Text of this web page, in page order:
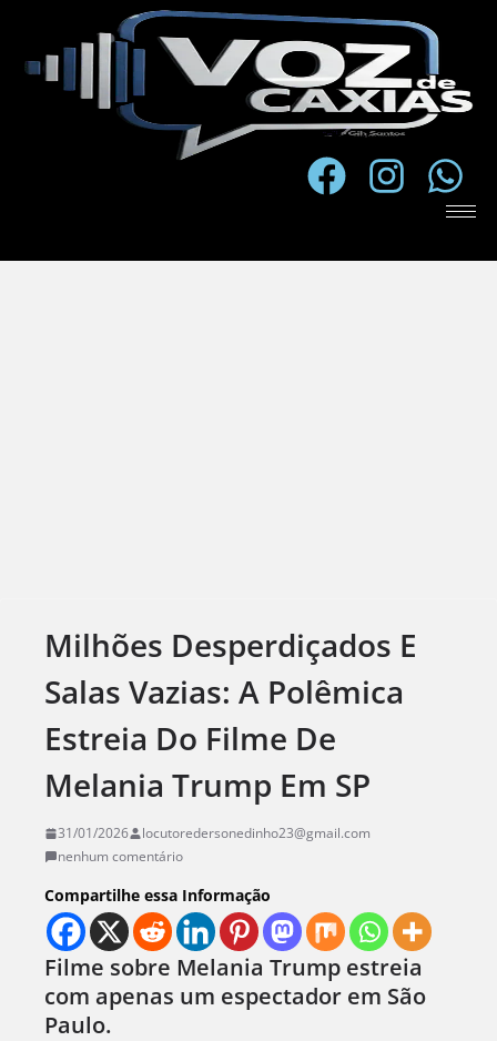
Milhões Desperdiçados E
Salas Vazias: A Polêmica
Estreia Do Filme De
Melania Trump Em SP
31/01/2026
locutoredersonedinho23@gmail.com
nenhum comentário
Compartilhe essa Informação
Filme sobre Melania Trump estreia
com apenas um espectador em São
Paulo.